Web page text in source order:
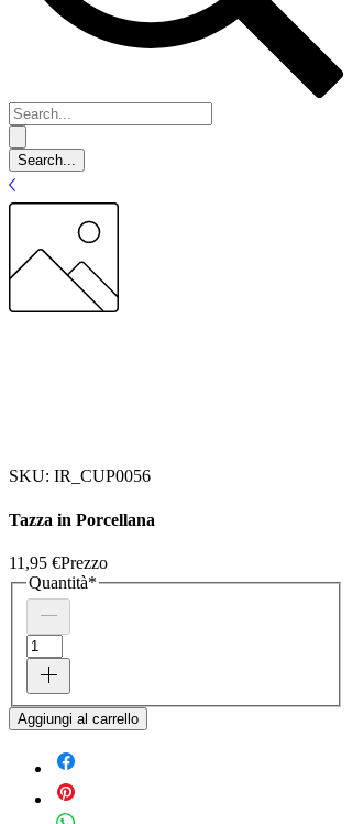
SKU: IR_CUP0056
Tazza in Porcellana
11,95 €Prezzo
Quantità*
Aggiungi al carrello